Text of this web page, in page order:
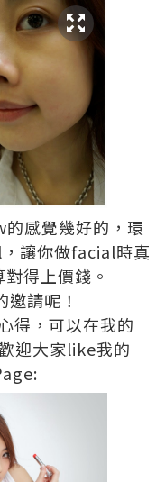
感覺幾好的，環
讓你做facial時真
得上價錢。
請呢！
得，可以在我的
迎大家like我的